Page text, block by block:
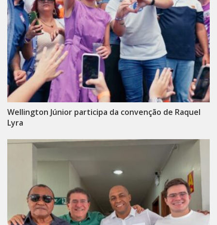
Wellington Júnior participa da convenção de Raquel
Lyra